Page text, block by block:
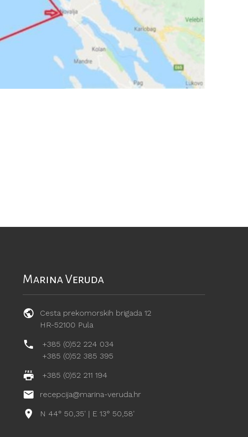
Marina Veruda
Cesta prekomorskih brigada 12
HR-52100 Pula
+385 (0)52 224 034
+385 (0)52 385 395
+385 (0)52 211 194
recepcija@marina-veruda.hr
N 44° 50,35' | E 13° 50,58'